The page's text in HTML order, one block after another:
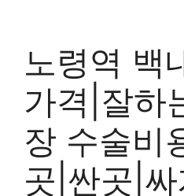
노령역 백
가격|잘하
장 수술비
곳|싼곳|